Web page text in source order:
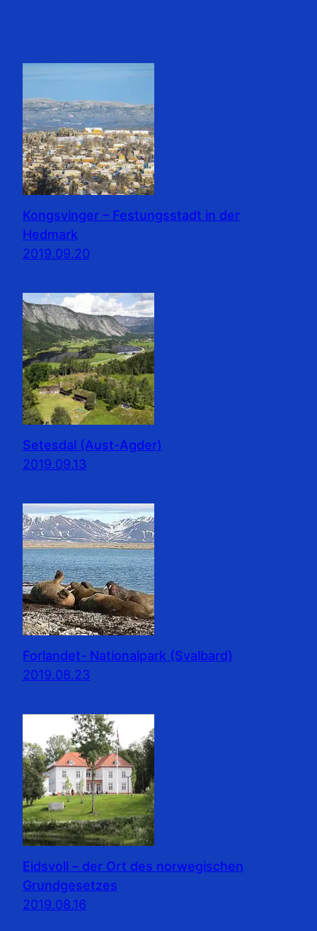
Kongsvinger – Festungsstadt in der
Hedmark
2019.09.20
Setesdal (Aust-Agder)
2019.09.13
Forlandet- Nationalpark (Svalbard)
2019.08.23
Eidsvoll – der Ort des norwegischen
Grundgesetzes
2019.08.16